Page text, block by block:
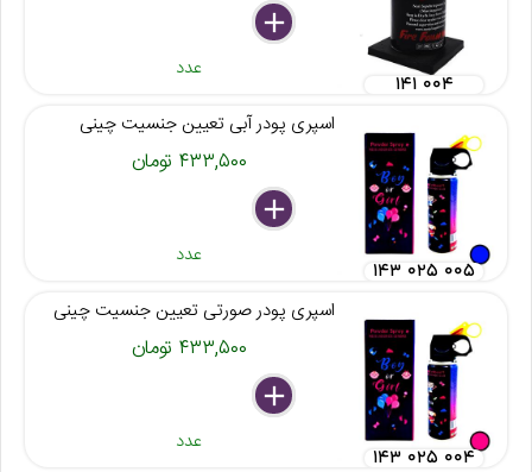
delete
remove
add
عدد
۱۴۱ ۰۰۴
اسپری پودر آبی تعیین جنسیت چینی
۴۳۳,۵۰۰ تومان
delete
remove
add
عدد
۱۴۳ ۰۲۵ ۰۰۵
اسپری پودر صورتی تعیین جنسیت چینی
۴۳۳,۵۰۰ تومان
delete
remove
add
عدد
۱۴۳ ۰۲۵ ۰۰۴